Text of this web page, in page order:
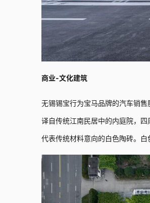
商业-文化建筑
无锡锡宝行为宝马品牌的汽车销
译自传统江南民居中的内庭院，
代表传统材料意向的白色陶砖。白